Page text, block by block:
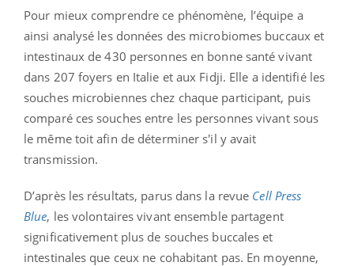
Pour mieux comprendre ce phénomène, l’équipe a
ainsi analysé les données des microbiomes buccaux et
intestinaux de 430 personnes en bonne santé vivant
dans 207 foyers en Italie et aux Fidji. Elle a identifié les
souches microbiennes chez chaque participant, puis
comparé ces souches entre les personnes vivant sous
le même toit afin de déterminer s'il y avait
transmission.
D’après les résultats, parus dans la revue Cell Press
Blue, les volontaires vivant ensemble partagent
significativement plus de souches buccales et
intestinales que ceux ne cohabitant pas. En moyenne,